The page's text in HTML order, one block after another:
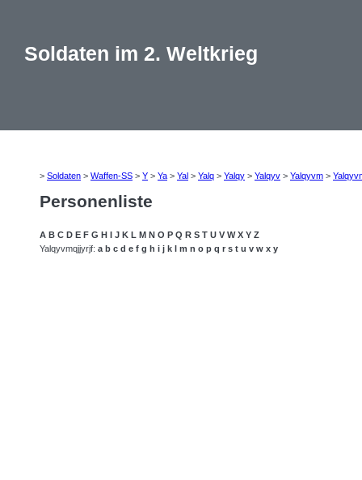
Soldaten im 2. Weltkrieg
> Soldaten > Waffen-SS > Y > Ya > Yal > Yalq > Yalqy > Yalqyv > Yalqyvm >
Personenliste
A B C D E F G H I J K L M N O P Q R S T U V W X Y Z
Yalqyvmqjjyrjf: a b c d e f g h i j k l m n o p q r s t u v w x y